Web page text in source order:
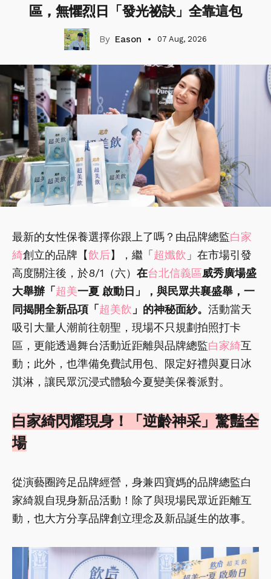
區，無懼烈日「發光祕訣」全靠這包
Eason 07 Aug, 2026
最新的女性保養選擇你跟上了嗎？由品牌總監白家
綺創立的品牌【飲后】，繼「超孅飲 」在市場引發
高度關注後，於8/1（六） 在台北信義區威秀廣場盛
大舉辦「超美一夏 啟動日」，與民眾共襄盛舉，一
同揭開全新品項「超美飲 」的神秘面紗。 活動當天
吸引大量人潮前往朝聖，現場不只規劃拍照打卡
區，更能透過舞台活動近距離與品牌總監白家綺互
動；此外，也準備免費試用包、限定好禮與夏日冰
淇淋，讓民眾沉浸式體驗今夏變美保養派對。
白家綺閃耀現身！「逆齡神采」驚豔全
場
從演藝圈跨足品牌經營，身兼四寶媽的品牌總監白
家綺親自現身新品活動！除了與現場民眾近距離互
動，也大方分享品牌創立理念及新品誕生的故事。